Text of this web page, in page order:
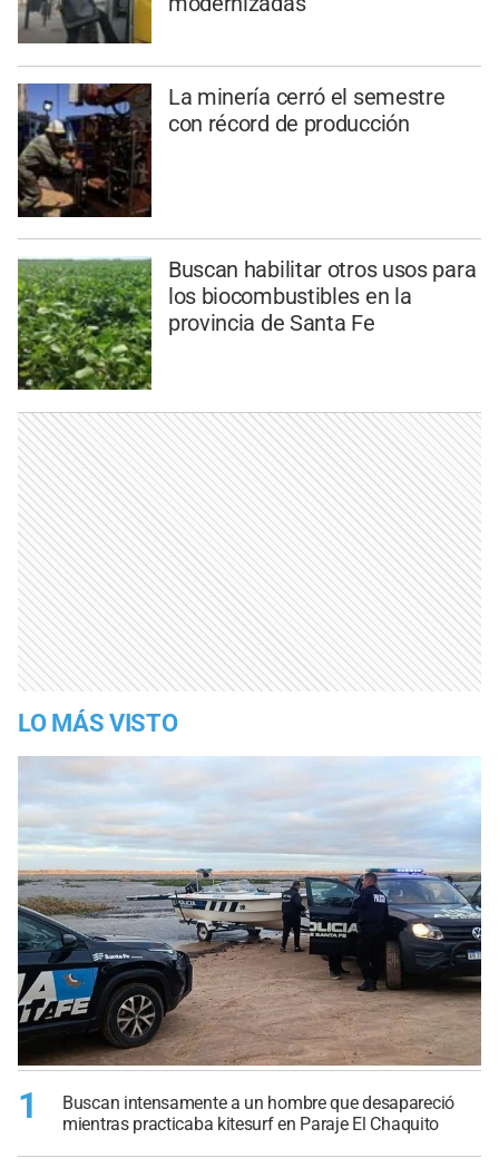
La minería cerró el semestre
con récord de producción
Buscan habilitar otros usos para
los biocombustibles en la
provincia de Santa Fe
LO MÁS VISTO
1
Buscan intensamente a un hombre que desapareció
mientras practicaba kitesurf en Paraje El Chaquito